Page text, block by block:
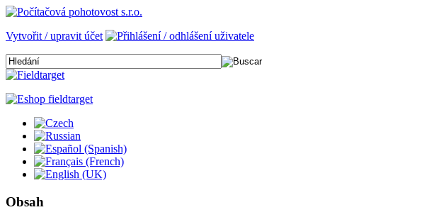
Vytvořit / upravit účet
Obsah